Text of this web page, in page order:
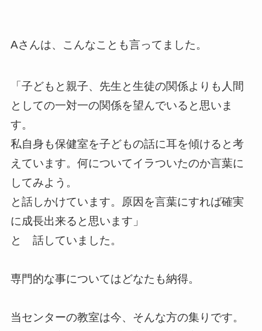
Aさんは、こんなことも言ってました。
「子どもと親子、先生と生徒の関係よりも人間
としての一対一の関係を望んでいると思いま
す。
私自身も保健室を子どもの話に耳を傾けると考
えています。何についてイラついたのか言葉に
してみよう。
と話しかけています。原因を言葉にすれば確実
に成長出来ると思います」
と 話していました。
専門的な事についてはどなたも納得。
当センターの教室は今、そんな方の集りです。